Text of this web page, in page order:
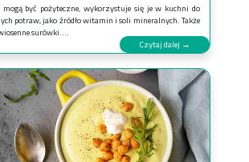
być pożyteczne, wykorzystuje się je w kuchni do
potraw, jako źródło witamin i soli mineralnych. Także
surówki....
Czytaj dalej →